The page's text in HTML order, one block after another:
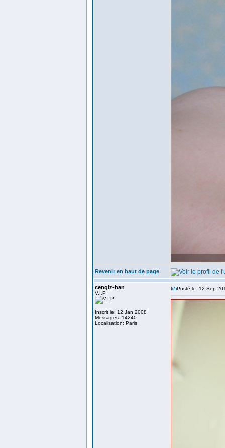
Revenir en haut de page
cengiz-han
V.I.P
Inscrit le: 12 Jan 2008
Messages: 14240
Localisation: Paris
Posté le: 12 Sep